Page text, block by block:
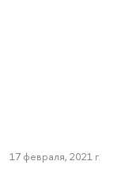
17 февраля, 2021 г.